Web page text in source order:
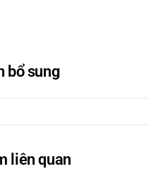
bổ sung
liên quan